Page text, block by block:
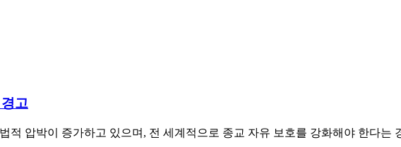
고
적 압박이 증가하고 있으며, 전 세계적으로 종교 자유 보호를 강화해야 한다는